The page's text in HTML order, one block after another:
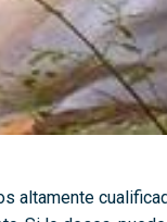
altamente